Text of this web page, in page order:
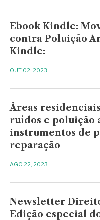
Ebook Kindle:
contra Poluição
Kindle:
OUT 02, 2023
Áreas
ruídos e poluição
instrumentos de
reparação
AGO 22, 2023
Newsletter
Edição especial